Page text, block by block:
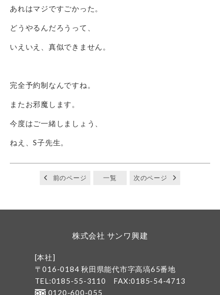
あれはマジですごかった。
どうやるんだろうって、
いえいえ、真似できません。
完全予約制なんですね。
またお邪魔します。
今度はご一緒しましょう、
ねえ、S子先生。
前のページ 一覧 次のページ
株式会社 サンワ興建
[本社]
〒016-0184 秋田県能代市字高塙65番地
TEL:0185-55-3110
FAX:0185-54-4713
0120-600-055